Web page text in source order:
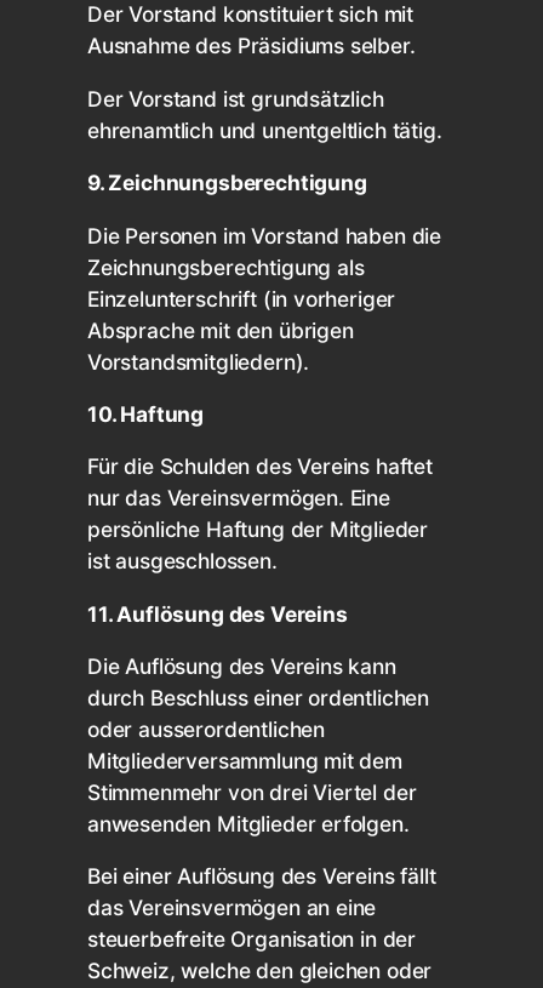
Der Vorstand konstituiert sich mit
Ausnahme des Präsidiums selber.
Der Vorstand ist grundsätzlich
ehrenamtlich und unentgeltlich tätig.
9. Zeichnungsberechtigung
Die Personen im Vorstand haben die
Zeichnungsberechtigung als
Einzelunterschrift (in vorheriger
Absprache mit den übrigen
Vorstandsmitgliedern).
10. Haftung
Für die Schulden des Vereins haftet
nur das Vereinsvermögen. Eine
persönliche Haftung der Mitglieder
ist ausgeschlossen.
11. Auflösung des Vereins
Die Auflösung des Vereins kann
durch Beschluss einer ordentlichen
oder ausserordentlichen
Mitgliederversammlung mit dem
Stimmenmehr von drei Viertel der
anwesenden Mitglieder erfolgen.
Bei einer Auflösung des Vereins fällt
das Vereinsvermögen an eine
steuerbefreite Organisation in der
Schweiz, welche den gleichen oder